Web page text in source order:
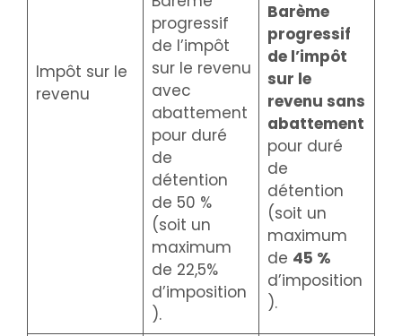
Impôt sur le
revenu
progressif
de l’impôt
sur le revenu
avec
abattement
pour duré
de
détention
de 50 %
(soit un
maximum
de 22,5%
d’imposition
).
Barème
progressif
de l’impôt
sur le
revenu sans
abattement
pour duré
de
détention
(soit un
maximum
de 45 %
d’imposition
).